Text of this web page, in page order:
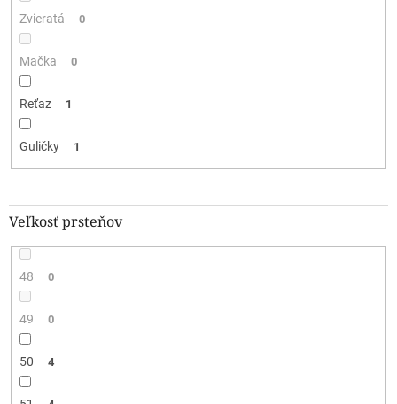
Zvieratá 0
Mačka 0
Reťaz 1
Guličky 1
Veľkosť prsteňov
48 0
49 0
50 4